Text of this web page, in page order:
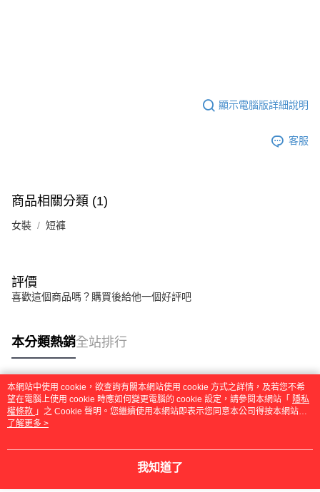
顯示電腦版詳細說明
客服
商品相關分類 (1)
女裝 短褲
評價
喜歡這個商品嗎？購買後給他一個好評吧
本分類熱銷全站排行
熱門標籤
本網站中使用 cookie，欲查詢有關本網站使用 cookie 方式之詳情，及若您不希
望在電腦上使用 cookie 時應如何變更電腦的 cookie 設定，請參閱本網站「 隱私
權條款 」之 Cookie 聲明。您繼續使用本網站即表示您同意本公司得按本網站使
用條款之 Cookie 聲明使用 cookie。
了解更多 >
我知道了